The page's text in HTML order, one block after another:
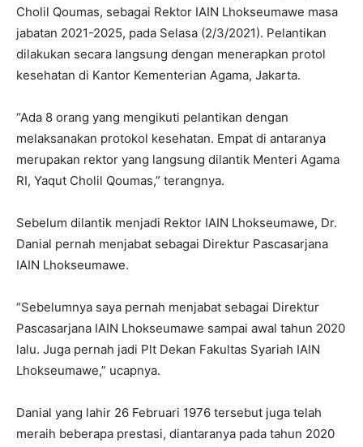
Cholil Qoumas, sebagai Rektor IAIN Lhokseumawe masa
jabatan 2021-2025, pada Selasa (2/3/2021). Pelantikan
dilakukan secara langsung dengan menerapkan protol
kesehatan di Kantor Kementerian Agama, Jakarta.
“Ada 8 orang yang mengikuti pelantikan dengan
melaksanakan protokol kesehatan. Empat di antaranya
merupakan rektor yang langsung dilantik Menteri Agama
RI, Yaqut Cholil Qoumas,” terangnya.
Sebelum dilantik menjadi Rektor IAIN Lhokseumawe, Dr.
Danial pernah menjabat sebagai Direktur Pascasarjana
IAIN Lhokseumawe.
“Sebelumnya saya pernah menjabat sebagai Direktur
Pascasarjana IAIN Lhokseumawe sampai awal tahun 2020
lalu. Juga pernah jadi Plt Dekan Fakultas Syariah IAIN
Lhokseumawe,” ucapnya.
Danial yang lahir 26 Februari 1976 tersebut juga telah
meraih beberapa prestasi, diantaranya pada tahun 2020